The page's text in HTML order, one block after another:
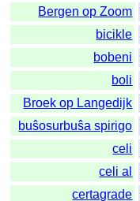
Bergen op Zoom
bicikle
bobeni
boli
Broek op Langedijk
buŝosurbuŝa spirigo
celi
celi al
certagrade